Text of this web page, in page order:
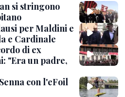
si stringono
per Maldini e
e Cardinale
di ex
"Era un padre,
con l'eFoil